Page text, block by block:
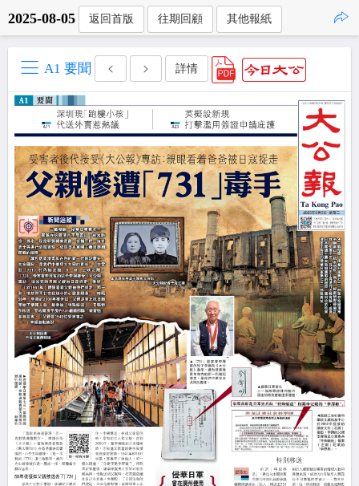
2025-08-05 返回首版 往期回顧 其他報紙
A1 要聞 詳情